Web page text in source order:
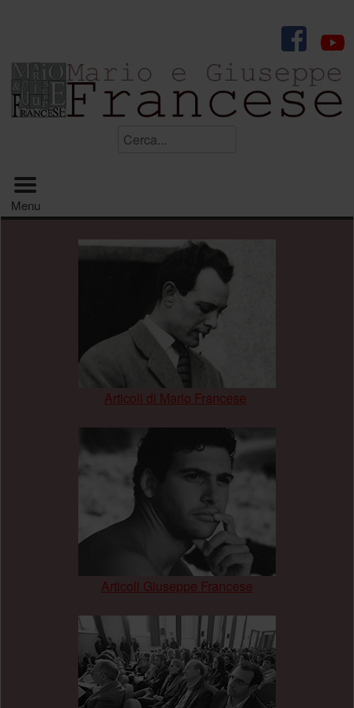
Menu principale
Menu
Articoli di Mario Francese
Articoli Giuseppe Francese